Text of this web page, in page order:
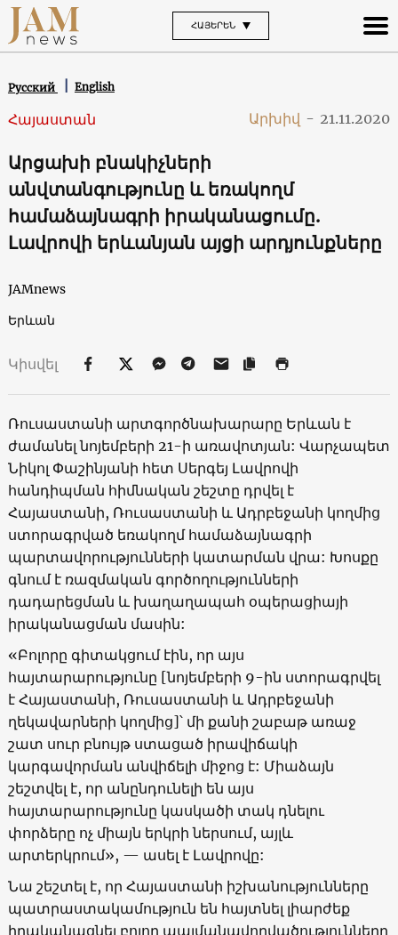
ՀԱՅԵՐԵՆ
Русский English
Հայաստան Արխիվ - 21.11.2020
Արցախի բնակիչների
անվտանգությունը և եռակողմ
համաձայնագրի իրականացումը.
Լավրովի երևանյան այցի արդյունքները
JAMnews
Երևան
Կիսվել
Ռուսաստանի արտգործնախարարը Երևան է
ժամանել նոյեմբերի 21-ի առավոտյան: Վարչապետ
Նիկոլ Փաշինյանի հետ Սերգեյ Լավրովի
հանդիպման հիմնական շեշտը դրվել է
Հայաստանի, Ռուսաստանի և Ադրբեջանի կողմից
ստորագրված եռակողմ համաձայնագրի
պարտավորությունների կատարման վրա: Խոսքը
գնում է ռազմական գործողությունների
դադարեցման և խաղաղապահ օպերացիայի
իրականացման մասին:
«Բոլորը գիտակցում էին, որ այս
հայտարարությունը [նոյեմբերի 9-ին ստորագրվել
է Հայաստանի, Ռուսաստանի և Ադրբեջանի
ղեկավարների կողմից]՝ մի քանի շաբաթ առաջ
շատ սուր բնույթ ստացած իրավիճակի
կարգավորման անվիճելի միջոց է: Միաձայն
շեշտվել է, որ անընդունելի են այս
հայտարարությունը կասկածի տակ դնելու
փորձերը ոչ միայն երկրի ներսում, այլև
արտերկրում», — ասել է Լավրովը:
Նա շեշտել է, որ Հայաստանի իշխանությունները
պատրաստակամություն են հայտնել լիարժեք
իրականացնել բոլոր պայմանավորվածությունները